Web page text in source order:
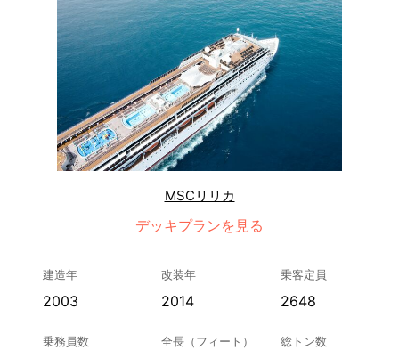
MSCリリカ
デッキプランを見る
建造年
2003
改装年
2014
乗客定員
2648
乗務員数 全長（フィート） 総トン数